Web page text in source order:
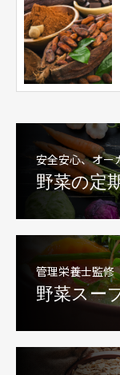
安全安心、オー
野菜の定
管理栄養士監修
野菜スー